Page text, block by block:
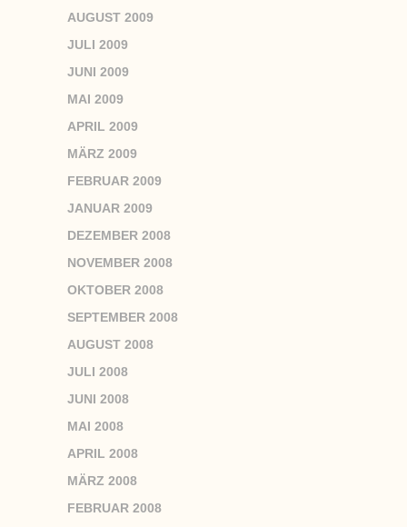
AUGUST 2009
JULI 2009
JUNI 2009
MAI 2009
APRIL 2009
MÄRZ 2009
FEBRUAR 2009
JANUAR 2009
DEZEMBER 2008
NOVEMBER 2008
OKTOBER 2008
SEPTEMBER 2008
AUGUST 2008
JULI 2008
JUNI 2008
MAI 2008
APRIL 2008
MÄRZ 2008
FEBRUAR 2008